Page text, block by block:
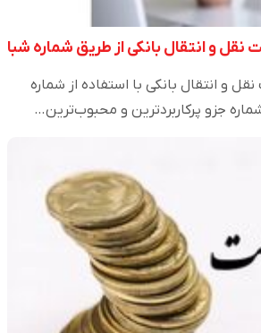
و انتقال بانکی از طریق شماره شبا
و انتقال بانکی با استفاده از شماره
جزو پرکاربردترین و محبوب‌ترین…